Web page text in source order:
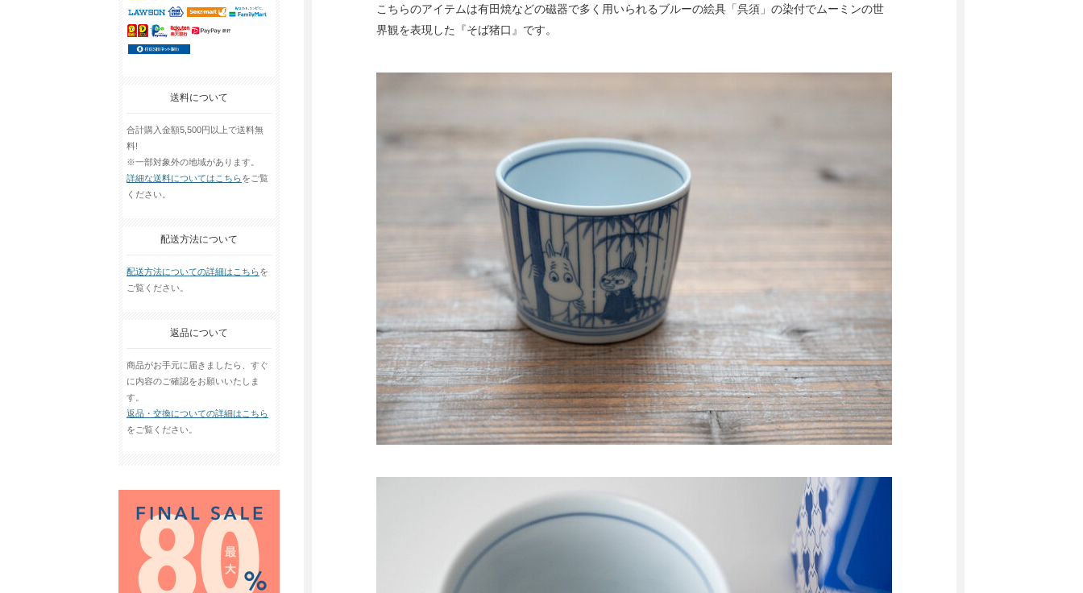
送料について
合計購入金額5,500円以上で送料無
料!
※一部対象外の地域があります。
詳細な送料についてはこちらをご覧
ください。
配送方法について
配送方法についての詳細はこちらを
ご覧ください。
返品について
商品がお手元に届きましたら、すぐ
に内容のご確認をお願いいたしま
す。
返品・交換についての詳細はこちら
をご覧ください。
こちらのアイテムは有田焼などの磁器で多く用いられるブルーの絵具「呉須」の染付でムーミンの世
界観を表現した『そば猪口』です。